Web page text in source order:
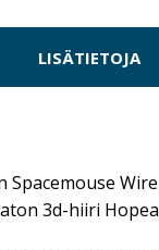
LISÄTIETOJA